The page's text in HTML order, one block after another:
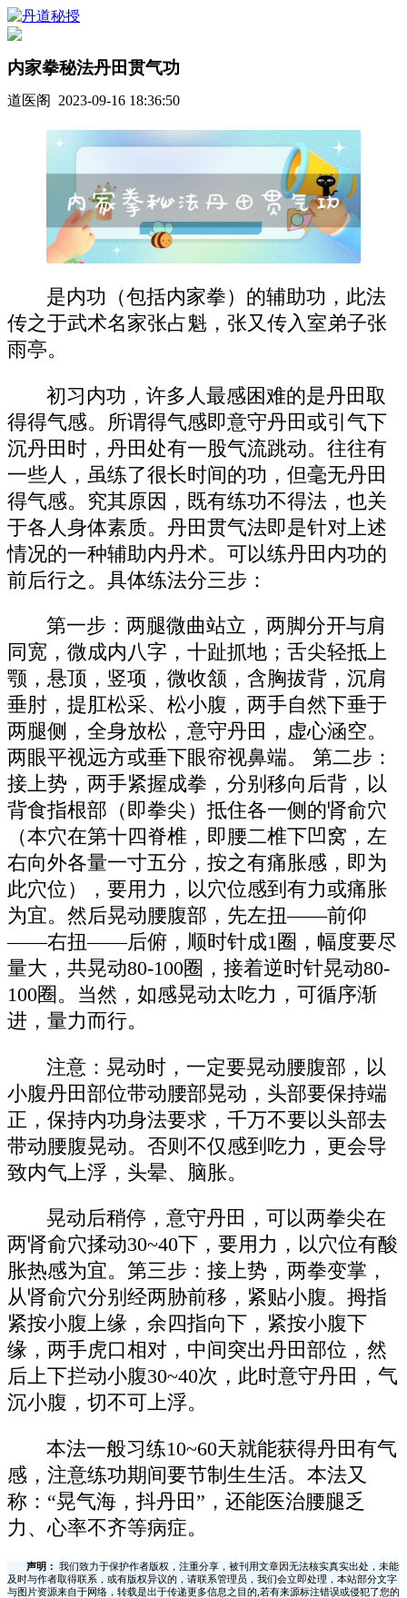
内家拳秘法丹田贯气功
道医阁 2023-09-16 18:36:50
是内功（包括内家拳）的辅助功，此法
传之于武术名家张占魁，张又传入室弟子张
雨亭。
初习内功，许多人最感困难的是丹田取
得得气感。所谓得气感即意守丹田或引气下
沉丹田时，丹田处有一股气流跳动。往往有
一些人，虽练了很长时间的功，但毫无丹田
得气感。究其原因，既有练功不得法，也关
于各人身体素质。丹田贯气法即是针对上述
情况的一种辅助内丹术。可以练丹田内功的
前后行之。具体练法分三步：
第一步：两腿微曲站立，两脚分开与肩
同宽，微成内八字，十趾抓地；舌尖轻抵上
颚，悬顶，竖项，微收颔，含胸拔背，沉肩
垂肘，提肛松采、松小腹，两手自然下垂于
两腿侧，全身放松，意守丹田，虚心涵空。
两眼平视远方或垂下眼帘视鼻端。 第二步：
接上势，两手紧握成拳，分别移向后背，以
背食指根部（即拳尖）抵住各一侧的肾俞穴
（本穴在第十四脊椎，即腰二椎下凹窝，左
右向外各量一寸五分，按之有痛胀感，即为
此穴位），要用力，以穴位感到有力或痛胀
为宜。然后晃动腰腹部，先左扭——前仰
——右扭——后俯，顺时针成1圈，幅度要尽
量大，共晃动80-100圈，接着逆时针晃动80-
100圈。当然，如感晃动太吃力，可循序渐
进，量力而行。
注意：晃动时，一定要晃动腰腹部，以
小腹丹田部位带动腰部晃动，头部要保持端
正，保持内功身法要求，千万不要以头部去
带动腰腹晃动。否则不仅感到吃力，更会导
致内气上浮，头晕、脑胀。
晃动后稍停，意守丹田，可以两拳尖在
两肾俞穴揉动30~40下，要用力，以穴位有酸
胀热感为宜。第三步：接上势，两拳变掌，
从肾俞穴分别经两胁前移，紧贴小腹。拇指
紧按小腹上缘，余四指向下，紧按小腹下
缘，两手虎口相对，中间突出丹田部位，然
后上下拦动小腹30~40次，此时意守丹田，气
沉小腹，切不可上浮。
本法一般习练10~60天就能获得丹田有气
感，注意练功期间要节制生生活。本法又
称：“晃气海，抖丹田”，还能医治腰腿乏
力、心率不齐等病症。
声明：
我们致力于保护作者版权，注重分享，被刊用文章因无法核实真实出处，未能
及时与作者取得联系，或有版权异议的，请联系管理员，我们会立即处理，本站部分文字
与图片资源来自于网络，转载是出于传递更多信息之目的,若有来源标注错误或侵犯了您的